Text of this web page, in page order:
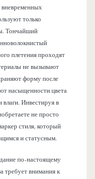
вневременных
только
Тончайший
плетения проходят
не вызывают
форму после
насыщенности цвета
влаги. Инвестируя в
не просто
стиля, который
и статусным.
по-настоящему
требует внимания к